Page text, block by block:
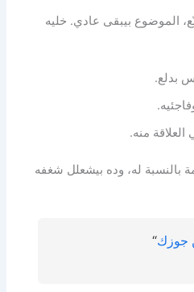
الموضوع بيبقى عادي. خليه
بدلع.
منه.
بالنسبة له، وده بيشعلل شغفه
جوزك“